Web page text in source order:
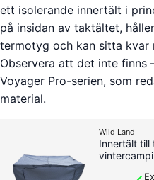
ett isolerande innertält i
på insidan av taktältet,
termotyg och kan sitta kvar
Observera att det inte finns
Voyager Pro-serien, som
material.
Wild Land
Innertält till